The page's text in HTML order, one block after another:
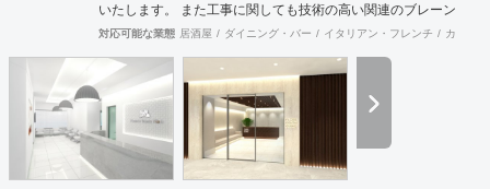
いたします。 また工事に関しても技術の高い関連のブレーン
が全国にいるため首都圏はもとより地方の案件まで対応が可
摯に向き合い、常にハイクオリティなデザインを提供いたし
ます。
対応可能な業態 居酒屋 ダイニング・バー イタリアン・フレンチ カフェ